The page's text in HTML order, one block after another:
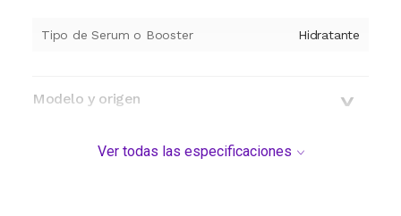
Tipo de Serum o Booster Hidratante
Modelo y origen
Ver todas las especificaciones